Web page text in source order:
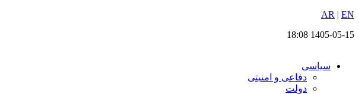
پرش
محتوا
AR | EN
1405-05-15 18:08
سیاسی
دفاعی و امنیتی
دولت